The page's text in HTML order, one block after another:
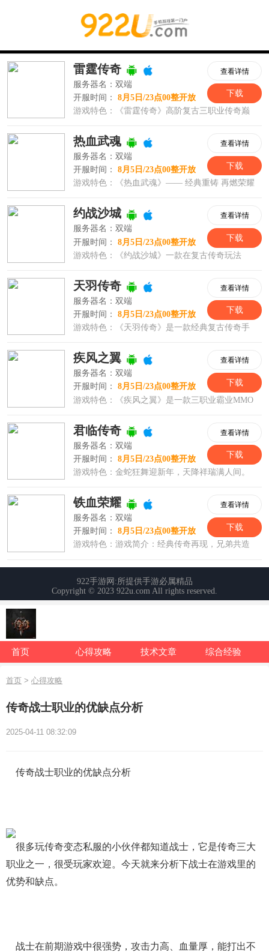
首页 心得攻略 技术文章 综合经验
首页 > 心得攻略
传奇战士职业的优缺点分析
2025-04-11 08:32:09
传奇战士职业的优缺点分析
很多玩传奇变态私服的小伙伴都知道战士，它是传奇三大
职业之一，很受玩家欢迎。今天就来分析下战士在游戏里的
优势和缺点。
战士在前期游戏中很强势，攻击力高、血量厚，能打出不